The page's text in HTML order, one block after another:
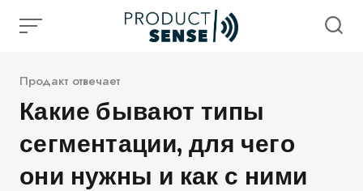
Категория
Продакт отвечает
Какие бывают типы
сегментации, для чего
они нужны и как с ними